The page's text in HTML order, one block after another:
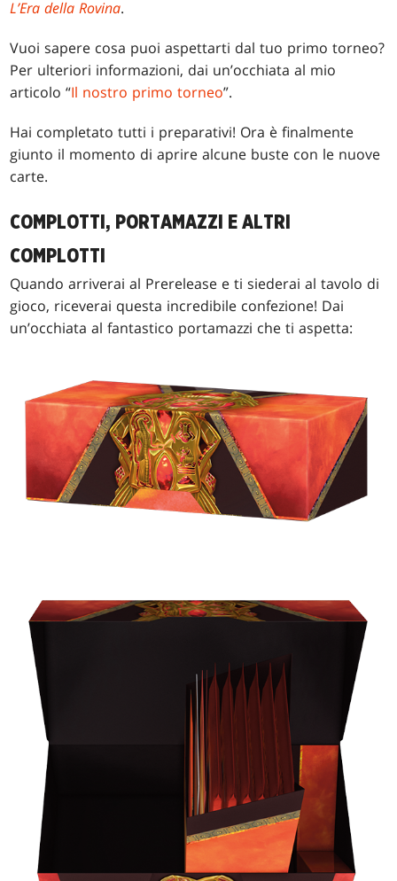
L’Era della Rovina.
Vuoi sapere cosa puoi aspettarti dal tuo primo torneo?
Per ulteriori informazioni, dai un’occhiata al mio
articolo “Il nostro primo torneo”.
Hai completato tutti i preparativi! Ora è finalmente
giunto il momento di aprire alcune buste con le nuove
carte.
COMPLOTTI, PORTAMAZZI E ALTRI
COMPLOTTI
Quando arriverai al Prerelease e ti siederai al tavolo di
gioco, riceverai questa incredibile confezione! Dai
un’occhiata al fantastico portamazzi che ti aspetta: